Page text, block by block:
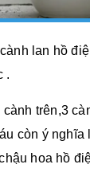
lan hồ
.
cành trên,3
còn ý nghĩa
hoa hồ